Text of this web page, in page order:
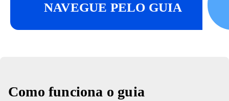
NAVEGUE PELO GUIA
Como funciona o guia